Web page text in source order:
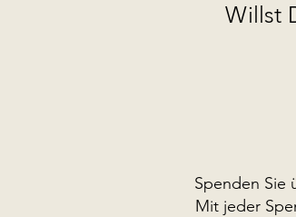
Willst
Spenden Sie
Mit jeder